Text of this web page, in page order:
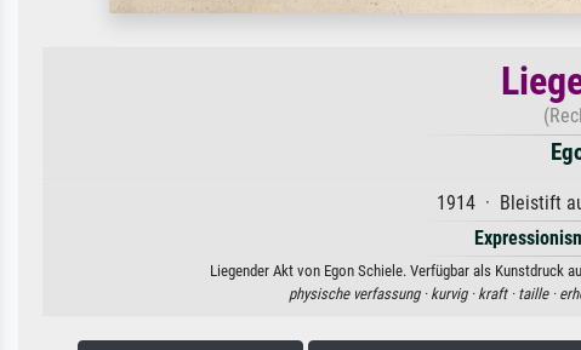
1914 · Bleistift
Liegender Akt von Egon Schiele. Verfügbar als Kunstdruck
physische verfassung · kurvig · kraft · taille ·